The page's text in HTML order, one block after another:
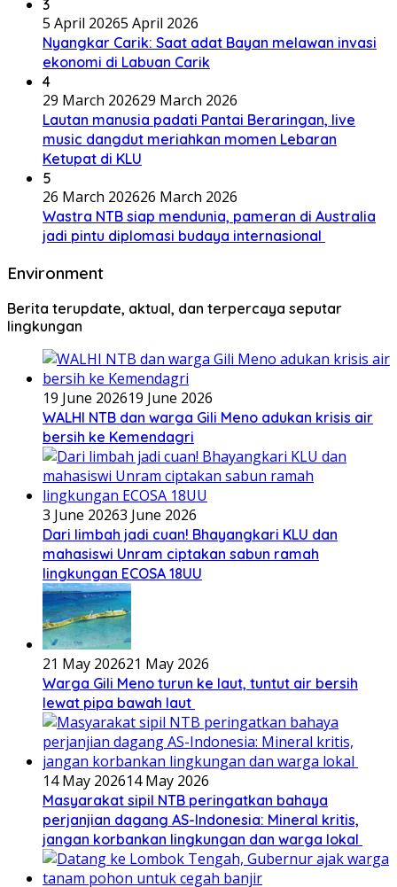
3
5 April 20265 April 2026
Nyangkar Carik: Saat adat Bayan melawan invasi
ekonomi di Labuan Carik
4
29 March 202629 March 2026
Lautan manusia padati Pantai Beraringan, live
music dangdut meriahkan momen Lebaran
Ketupat di KLU
5
26 March 202626 March 2026
Wastra NTB siap mendunia, pameran di Australia
jadi pintu diplomasi budaya internasional
Environment
Berita terupdate, aktual, dan terpercaya seputar
lingkungan
19 June 202619 June 2026
WALHI NTB dan warga Gili Meno adukan krisis air
bersih ke Kemendagri
3 June 20263 June 2026
Dari limbah jadi cuan! Bhayangkari KLU dan
mahasiswi Unram ciptakan sabun ramah
lingkungan ECOSA 18UU
21 May 202621 May 2026
Warga Gili Meno turun ke laut, tuntut air bersih
lewat pipa bawah laut
14 May 202614 May 2026
Masyarakat sipil NTB peringatkan bahaya
perjanjian dagang AS-Indonesia: Mineral kritis,
jangan korbankan lingkungan dan warga lokal